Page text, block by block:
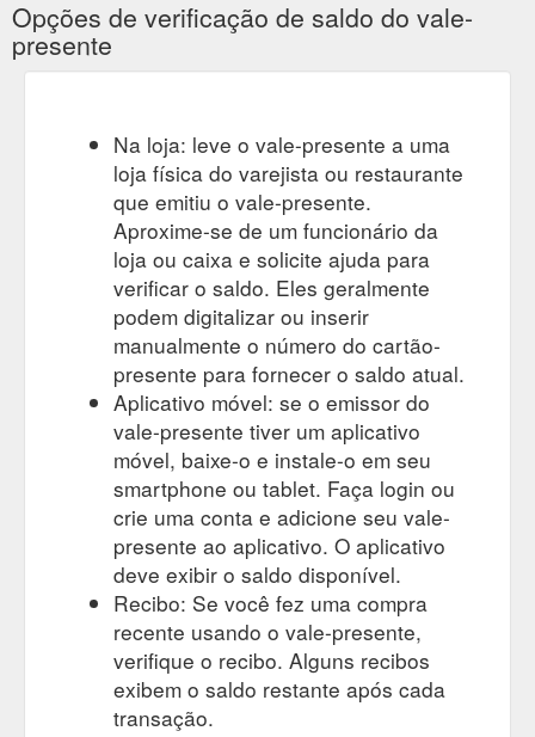
Opções de verificação de saldo do vale-
presente
Na loja: leve o vale-presente a uma
loja física do varejista ou restaurante
que emitiu o vale-presente.
Aproxime-se de um funcionário da
loja ou caixa e solicite ajuda para
verificar o saldo. Eles geralmente
podem digitalizar ou inserir
manualmente o número do cartão-
presente para fornecer o saldo atual.
Aplicativo móvel: se o emissor do
vale-presente tiver um aplicativo
móvel, baixe-o e instale-o em seu
smartphone ou tablet. Faça login ou
crie uma conta e adicione seu vale-
presente ao aplicativo. O aplicativo
deve exibir o saldo disponível.
Recibo: Se você fez uma compra
recente usando o vale-presente,
verifique o recibo. Alguns recibos
exibem o saldo restante após cada
transação.